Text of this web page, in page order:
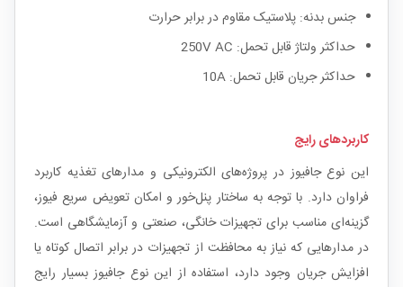
جنس بدنه: پلاستیک مقاوم در برابر حرارت
حداکثر ولتاژ قابل تحمل: 250V AC
حداکثر جریان قابل تحمل: 10A
کاربردهای رایج
این نوع جافیوز در پروژه‌های الکترونیکی و مدارهای تغذیه کاربرد
فراوان دارد. با توجه به ساختار پنل‌خور و امکان تعویض سریع فیوز،
گزینه‌ای مناسب برای تجهیزات خانگی، صنعتی و آزمایشگاهی است.
در مدارهایی که نیاز به محافظت از تجهیزات در برابر اتصال کوتاه یا
افزایش جریان وجود دارد، استفاده از این نوع جافیوز بسیار رایج